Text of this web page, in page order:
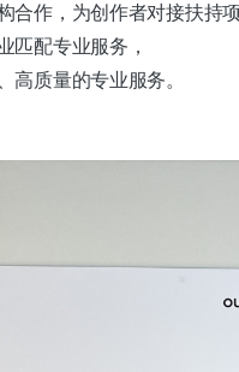
合作，为创作者对接扶持项
匹配专业服务，
高质量的专业服务。